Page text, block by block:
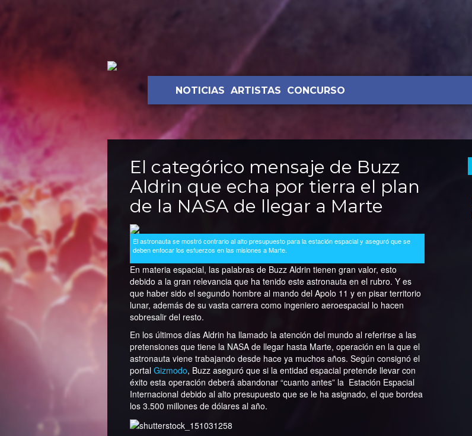
NOTICIAS ARTISTAS CONCURSO
El categórico mensaje de Buzz
Aldrin que echa por tierra el plan
de la NASA de llegar a Marte
El astronauta se mostró contrario al alto presupuesto para la estación espacial y aseguró que se
deben enfocar los esfuerzos en las misiones a Marte.
En materia espacial, las palabras de Buzz Aldrin tienen gran valor, esto
debido a la gran relevancia que ha tenido este astronauta en el rubro. Y es
que haber sido el segundo hombre al mando del Apolo 11 y en pisar territorio
lunar, además de su vasta carrera como ingeniero aeroespacial lo hacen
sobresalir del resto.
En los últimos días Aldrin ha llamado la atención del mundo al referirse a las
pretensiones que tiene la NASA de llegar hasta Marte, operación en la que el
astronauta viene trabajando desde hace ya muchos años. Según consignó el
portalGizmodo, Buzz aseguró que si la entidad espacial pretende llevar con
éxito esta operación deberá abandonar “cuanto antes” la Estación Espacial
Internacional debido al alto presupuesto que se le ha asignado, el que bordea
los 3.500 millones de dólares al año.